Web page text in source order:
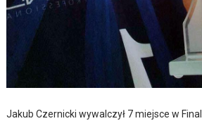
Jakub Czernicki wywalczył 7 miejsce w